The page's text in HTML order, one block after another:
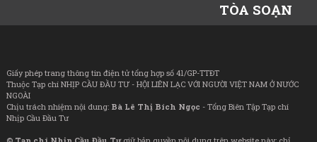
TÒA SOẠN
Giấy phép trang thông tin điện tử tổng hợp số 41/GP-TTĐT
Thuộc Tạp chí NHỊP CẦU ĐẦU TƯ - HỘI LIÊN LẠC VỚI NGƯỜI VIỆT NAM Ở NƯỚC
NGOÀI
Chịu trách nhiệm nội dung: Bà Lê Thị Bích Ngọc - Tổng Biên Tập Tạp chí
Nhịp Cầu Đầu Tư